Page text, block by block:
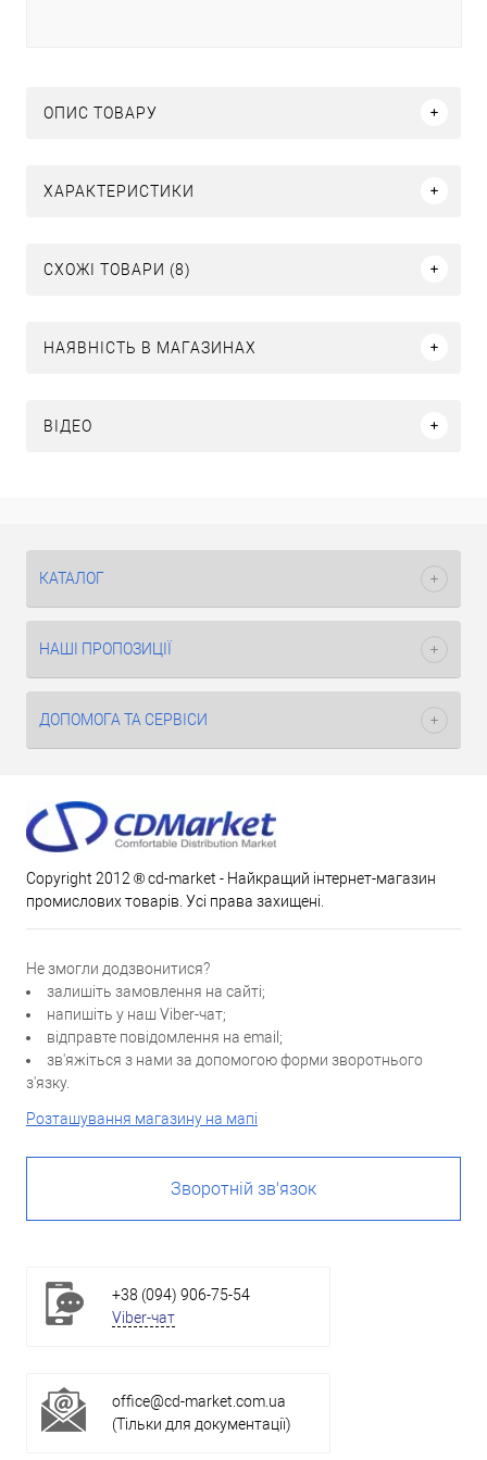
ОПИС ТОВАРУ
ХАРАКТЕРИСТИКИ
СХОЖІ ТОВАРИ (8)
НАЯВНІСТЬ В МАГАЗИНАХ
ВІДЕО
КАТАЛОГ
НАШІ ПРОПОЗИЦІЇ
ДОПОМОГА ТА СЕРВІСИ
Copyright 2012 ® cd-market - Найкращий інтернет-магазин
промислових товарів. Усі права захищені.
Не змогли додзвонитися?
залишіть замовлення на сайті;
напишіть у наш Viber-чат;
відправте повідомлення на email;
зв'яжіться з нами за допомогою форми зворотнього
з'язку.
Розташування магазину на мапі
Зворотній зв'язок
+38 (094) 906-75-54
Viber-чат
office@cd-market.com.ua
(Тільки для документації)